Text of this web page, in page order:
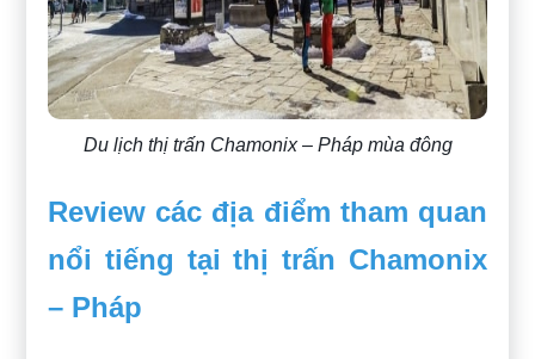
Du lịch thị trấn Chamonix – Pháp mùa đông
Review các địa điểm tham quan
nổi tiếng tại thị trấn Chamonix
– Pháp